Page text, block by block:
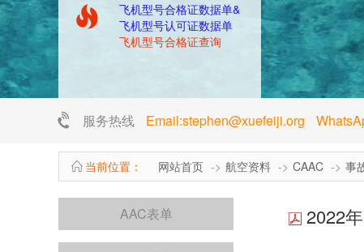
飞机型号合格证数据单&
飞机型号认可证数据单
飞机型号合格证查询
服务热线 Email:stephen@xuefeiji.org
当前位置： 网站首页 航空资料 CAAC 事
AAC表单 2022